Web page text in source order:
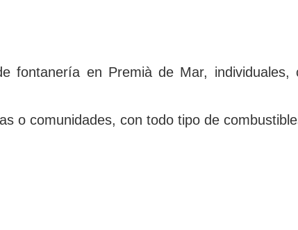
fontanerí­a en Premià de Mar,
o comunidades, con todo tipo de